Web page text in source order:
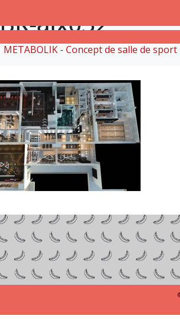
aix032
METABOLIK - Concept de salle de